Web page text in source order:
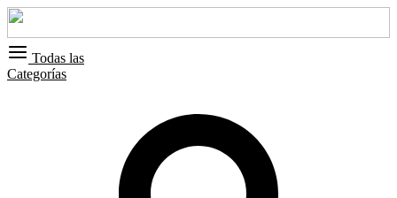
Todas las
Categorías